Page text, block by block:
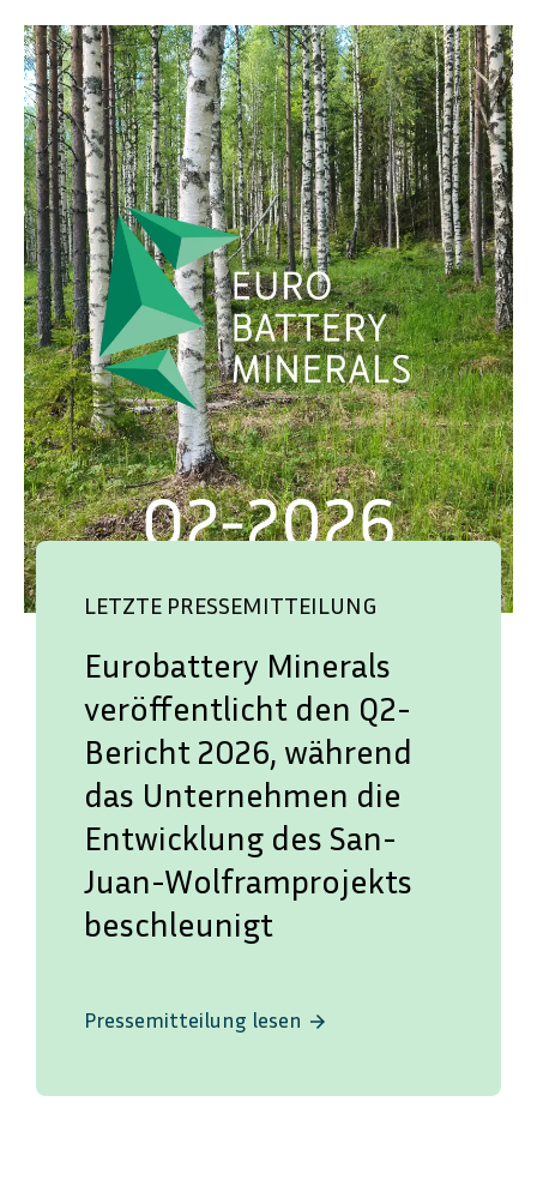
LETZTE PRESSEMITTEILUNG
Eurobattery Minerals
veröffentlicht den Q2-
Bericht 2026, während
das Unternehmen die
Entwicklung des San-
Juan-Wolframprojekts
beschleunigt
Pressemitteilung lesen arrow_forward